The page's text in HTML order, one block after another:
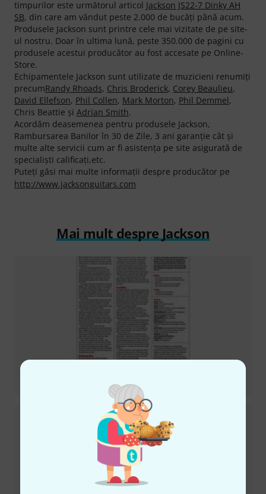
timpurilor este următorul articol Jackson JS22-7 Dinky AH
SB, din care am vândut peste 2.000 de bucăţi până acum.
Produsele Jackson sunt printre cele mai vizitate de pe site-
ul nostru. Doar în ultima lună, peste 350.000 de pagini cu
produsele acestui producător au fost accesate pe Online-
Store.
Echipamentele Jackson sunt utilizate de muzicieni renumiţi
precumRandy Rhoads, Chris Broderick, Corey Beaulieu,
David Ellefson, Phil Collen, Mark Morton, Phil Demmel,
Chris Beattie şi Adrian Smith.
Acordăm deasemenea pentru produsele Jackson,
Rambursarea Banilor în 30 de Zile, 3 ani garanţie cât şi
multe alte servicii cum ar fi asistenţa pe site asigurată de
specialişti calificaţi,etc.
Puteți găsi mai multe informații despre producător pe
http://www.jacksonguitars.com
Mai mult despre Jackson
Pro Sig Lee Malia LM-1987 BK